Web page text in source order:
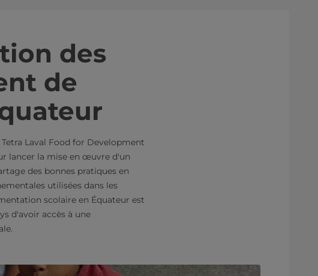
des
de
Laval Food for Development
lancer la mise en œuvre d'un
des bonnes pratiques en
utilisées dans les
scolaire en Équateur est
d'avoir accès à une